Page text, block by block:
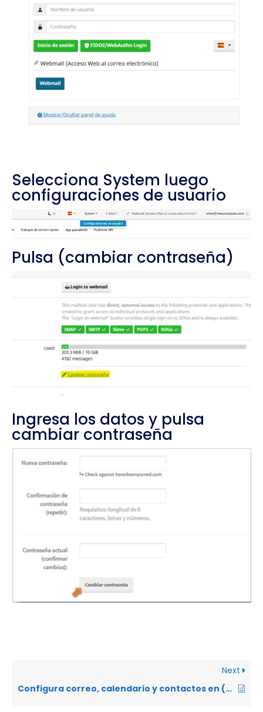
Selecciona System luego
configuraciones de usuario
Pulsa (cambiar contraseña)
Ingresa los datos y pulsa
cambiar contraseña
Next
Configura correo, calendario y contactos en (App Samsung)